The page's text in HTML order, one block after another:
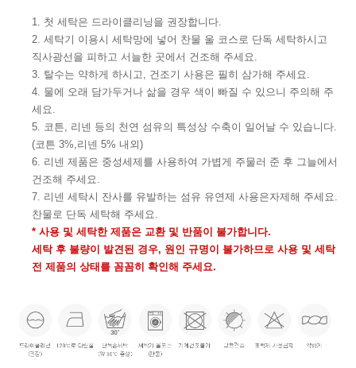
1. 첫 세탁은 드라이클리닝을 권장합니다.
2. 세탁기 이용시 세탁망에 넣어 찬물 울 코스로 단독 세탁하시고
직사광선을 피하고 서늘한 곳에서 건조해 주세요.
3. 탈수는 약하게 하시고, 건조기 사용은 필히 삼가해 주세요.
4. 물에 오래 담가두거나 삶을 경우 색이 빠질 수 있으니 주의해 주
세요.
5. 코튼, 리넨 등의 천연 섬유의 특성상 수축이 일어날 수 있습니다.
(코튼 3%,리넨 5% 내외)
6. 리넨 제품은 중성세제를 사용하여 가볍게 주물러 준 후 그늘에서
건조해 주세요.
7. 리넨 세탁시 잔사를 유발하는 섬유 유연제 사용은자제해 주세요.
찬물로 단독 세탁해 주세요.
* 사용 및 세탁한 제품은 교환 및 반품이 불가합니다.
세탁 후 불량이 발견된 경우, 원인 규명이 불가하므로 사용 및 세탁
전 제품의 상태를 꼼꼼히 확인해 주세요.